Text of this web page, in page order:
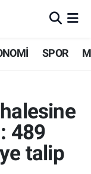
SPOR
489
talip